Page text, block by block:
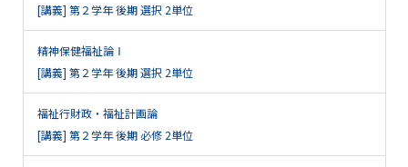
[講義] 第２学年 後期 選択 2単位
精神保健福祉論Ⅰ
[講義] 第２学年 後期 選択 2単位
福祉行財政・福祉計画論
[講義] 第２学年 後期 必修 2単位